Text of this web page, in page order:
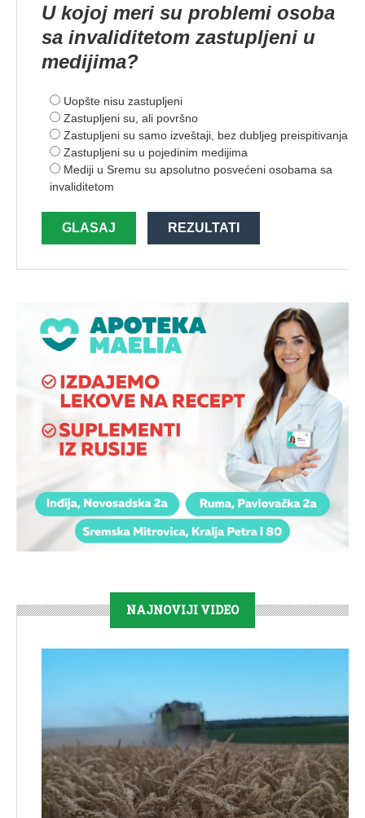
U kojoj meri su problemi osoba
sa invaliditetom zastupljeni u
medijima?
Uopšte nisu zastupljeni
Zastupljeni su, ali površno
Zastupljeni su samo izveštaji, bez dubljeg preispitivanja
Zastupljeni su u pojedinim medijima
Mediji u Sremu su apsolutno posvećeni osobama sa
invaliditetom
GLASAJ REZULTATI
NAJNOVIJI VIDEO